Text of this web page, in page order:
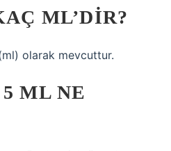
ML’DIR?
olarak mevcuttur.
ML NE